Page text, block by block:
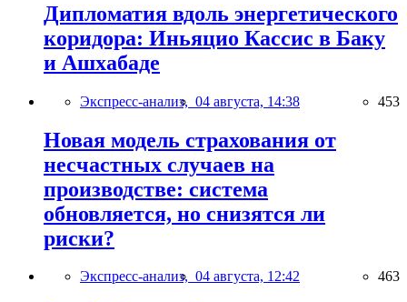
Дипломатия вдоль энергетического
коридора: Иньяцио Кассис в Баку
и Ашхабаде
Экспресс-анализ, 04 августа, 14:38 453
Новая модель страхования от
несчастных случаев на
производстве: система
обновляется, но снизятся ли
риски?
Экспресс-анализ, 04 августа, 12:42 463